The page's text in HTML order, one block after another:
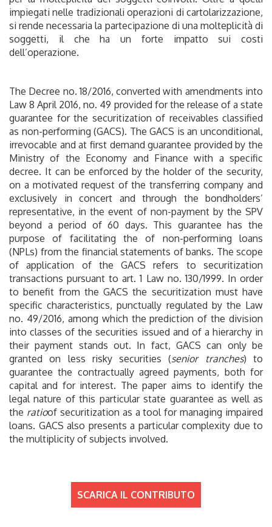
impiegati nelle tradizionali operazioni di cartolarizzazione,
si rende necessaria la partecipazione di una molteplicità di
soggetti, il che ha un forte impatto sui costi
dell’operazione.
The Decree no. 18/2016, converted with amendments into
Law 8 April 2016, no. 49 provided for the release of a state
guarantee for the securitization of receivables classified
as non-performing (GACS). The GACS is an unconditional,
irrevocable and at first demand guarantee provided by the
Ministry of the Economy and Finance with a specific
decree. It can be enforced by the holder of the security,
on a motivated request of the transferring company and
exclusively in concert and through the bondholders’
representative, in the event of non-payment by the SPV
beyond a period of 60 days. This guarantee has the
purpose of facilitating the of non-performing loans
(NPLs) from the financial statements of banks. The scope
of application of the GACS refers to securitization
transactions pursuant to art. 1 Law no. 130/1999. In order
to benefit from the GACS the securitization must have
specific characteristics, punctually regulated by the Law
no. 49/2016, among which the prediction of the division
into classes of the securities issued and of a hierarchy in
their payment stands out. In fact, GACS can only be
granted on less risky securities (senior tranches) to
guarantee the contractually agreed payments, both for
capital and for interest. The paper aims to identify the
legal nature of this particular state guarantee as well as
the ratioof securitization as a tool for managing impaired
loans. GACS also presents a particular complexity due to
the multiplicity of subjects involved.
SCARICA IL CONTRIBUTO